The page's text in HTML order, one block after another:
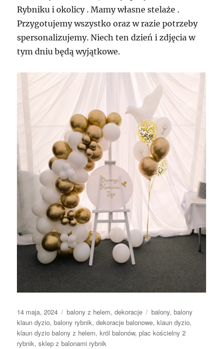
Rybniku i okolicy . Mamy własne stelaże .
Przygotujemy wszystko oraz w razie potrzeby
spersonalizujemy. Niech ten dzień i zdjęcia w
tym dniu będą wyjątkowe.
Data
publikacji
14 maja, 2024 Kategorie
balony z helem,dekoracje Tagi
balony,balony
klaun dyzio,balony rybnik,dekoracje balonowe,klaun dyzio,
klaun dyzio balony z helem,król balonów,plac kościelny 2
rybnik,sklep z balonami rybnik